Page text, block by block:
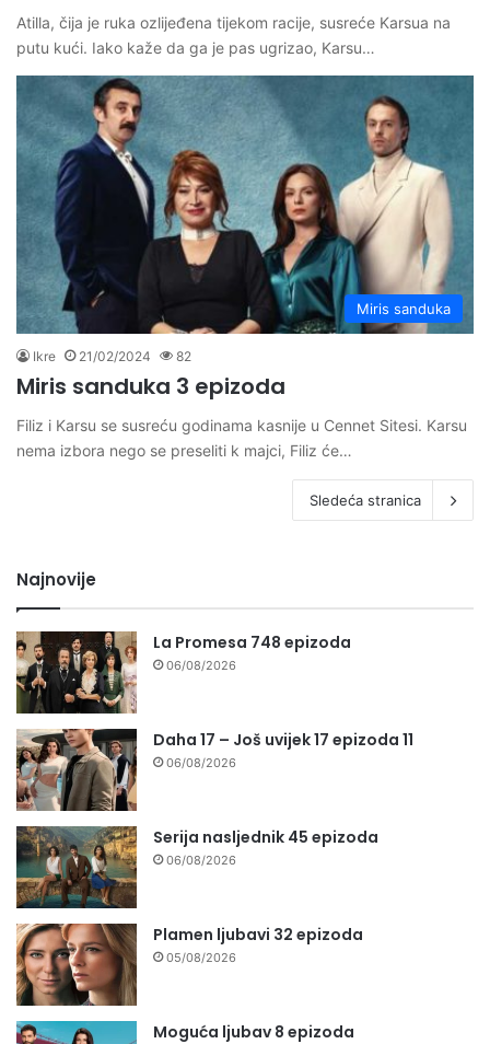
Atilla, čija je ruka ozlijeđena tijekom racije, susreće Karsua na
putu kući. Iako kaže da ga je pas ugrizao, Karsu…
Miris sanduka
Ikre 21/02/2024 82
Miris sanduka 3 epizoda
Filiz i Karsu se susreću godinama kasnije u Cennet Sitesi. Karsu
nema izbora nego se preseliti k majci, Filiz će…
Sledeća stranica
Najnovije
La Promesa 748 epizoda
06/08/2026
Daha 17 – Još uvijek 17 epizoda 11
06/08/2026
Serija nasljednik 45 epizoda
06/08/2026
Plamen ljubavi 32 epizoda
05/08/2026
Moguća ljubav 8 epizoda